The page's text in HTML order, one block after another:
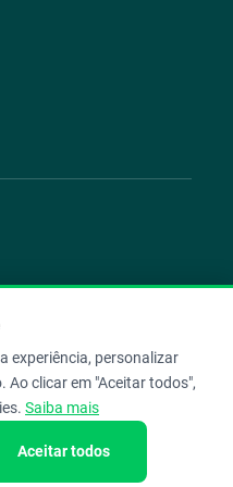
experiência, personalizar
clicar em "Aceitar todos",
Saiba mais
Aceitar todos